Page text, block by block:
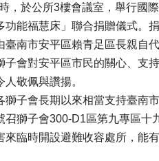
，於公所3樓會議室，舉行國
功能福慧床」聯合捐贈儀式。
南市安平區賴青足區長親自代
子會對安平區市民的關心、支
敬佩與讚揚。
子會長期以來相當支持臺南
召獅子會300-D1區第九專區
來臨時開設避難收容處所，能